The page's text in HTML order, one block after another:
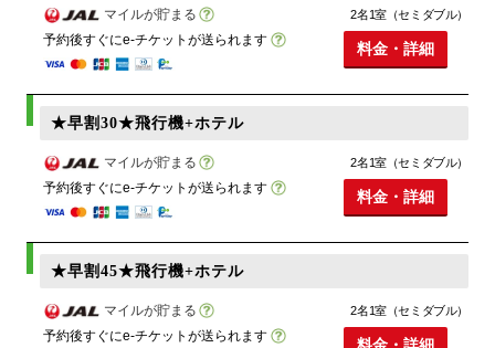
マイルが貯まる
予約後すぐにe-チケットが送られます
2名1室（セミダブル）
料金・詳細
★早割30★飛行機+ホテル
マイルが貯まる
予約後すぐにe-チケットが送られます
2名1室（セミダブル）
料金・詳細
★早割45★飛行機+ホテル
マイルが貯まる
予約後すぐにe-チケットが送られます
2名1室（セミダブル）